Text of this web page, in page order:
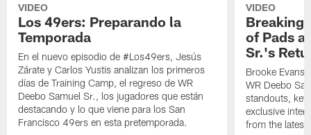
VIDEO
Los 49ers: Preparando la
Temporada
En el nuevo episodio de #Los49ers, Jesús
Zárate y Carlos Yustis analizan los primeros
días de Training Camp, el regreso de WR
Deebo Samuel Sr., los jugadores que están
destacando y lo que viene para los San
Francisco 49ers en esta pretemporada.
VIDEO
Breaking
of Pads
Sr.'s
Brooke Evans
WR Deebo
standouts,
exclusive
from the latest